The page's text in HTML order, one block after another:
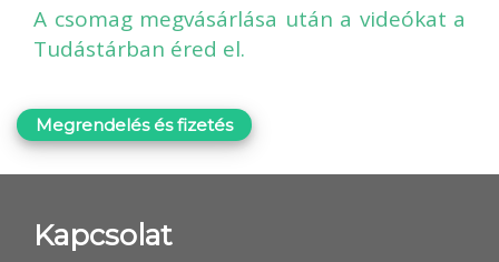
A csomag megvásárlása után a videókat a
Tudástárban éred el.
Megrendelés és fizetés
Kapcsolat